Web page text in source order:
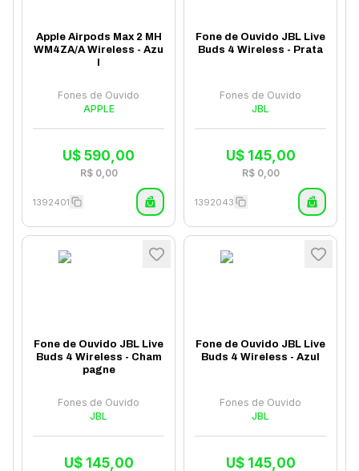
Apple Airpods Max 2 MH
WM4ZA/A Wireless - Azu
Fones de Ouvido
APPLE
U$ 590,00
R$ 0,00
1392401
Fone de Ouvido JBL Live
Buds 4 Wireless - Prata
Fones de Ouvido
JBL
U$ 145,00
R$ 0,00
1392043
Fone de Ouvido JBL Live
Buds 4 Wireless - Cham
pagne
Fones de Ouvido
JBL
U$ 145,00
Fone de Ouvido JBL Live
Buds 4 Wireless - Azul
Fones de Ouvido
JBL
U$ 145,00